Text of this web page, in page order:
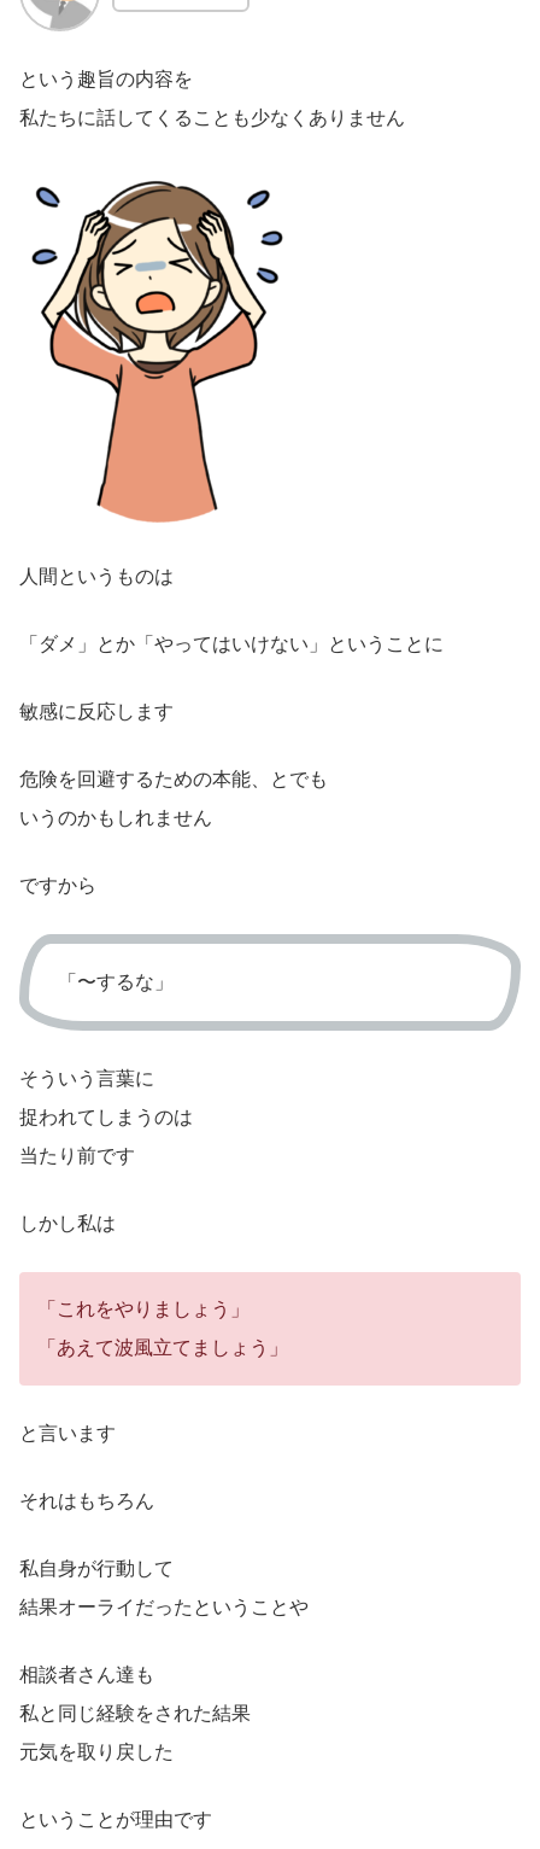
という趣旨の内容を
私たちに話してくることも少なくありません
人間というものは
「ダメ」とか「やってはいけない」ということに
敏感に反応します
危険を回避するための本能、とでも
いうのかもしれません
ですから
「〜するな」
そういう言葉に
捉われてしまうのは
当たり前です
しかし私は
「これをやりましょう」
「あえて波風立てましょう」
と言います
それはもちろん
私自身が行動して
結果オーライだったということや
相談者さん達も
私と同じ経験をされた結果
元気を取り戻した
ということが理由です